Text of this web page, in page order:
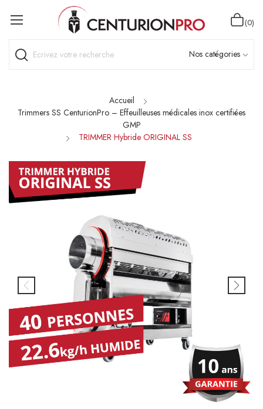
(0)
Accueil
Trimmers SS CenturionPro – Effeuilleuses médicales inox certifiées
GMP
TRIMMER Hybride ORIGINAL SS